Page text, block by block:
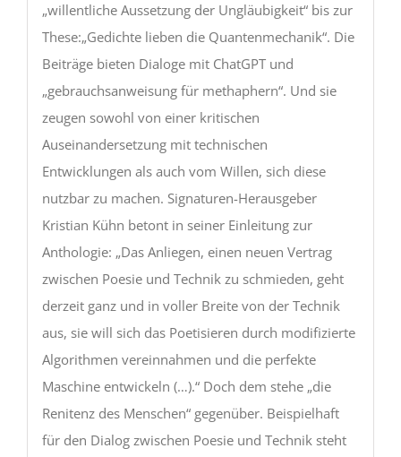
„willentliche Aussetzung der Ungläubigkeit“ bis zur
These:„Gedichte lieben die Quantenmechanik“. Die
Beiträge bieten Dialoge mit ChatGPT und
„gebrauchsanweisung für methaphern“. Und sie
zeugen sowohl von einer kritischen
Auseinandersetzung mit technischen
Entwicklungen als auch vom Willen, sich diese
nutzbar zu machen. Signaturen-Herausgeber
Kristian Kühn betont in seiner Einleitung zur
Anthologie: „Das Anliegen, einen neuen Vertrag
zwischen Poesie und Technik zu schmieden, geht
derzeit ganz und in voller Breite von der Technik
aus, sie will sich das Poetisieren durch modifizierte
Algorithmen vereinnahmen und die perfekte
Maschine entwickeln (…).“ Doch dem stehe „die
Renitenz des Menschen“ gegenüber. Beispielhaft
für den Dialog zwischen Poesie und Technik steht